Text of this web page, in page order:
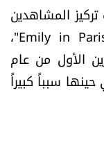
المشاهدين
حول العالم من خلال مسلسلها "Emily in Paris"،
الأول من عام
سبباً كبيراً